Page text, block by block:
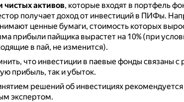
чистых активов, которые входят в портфель
получает доход от инвестиций в ПИФы.
ценные бумаги, стоимость которых
прибыли пайщика вырастет на 10% (при
в пай, не изменится).
что инвестиции в паевые фонды связаны
прибыль, так и убыток.
решений об инвестициях рекомендуется
экспертом.